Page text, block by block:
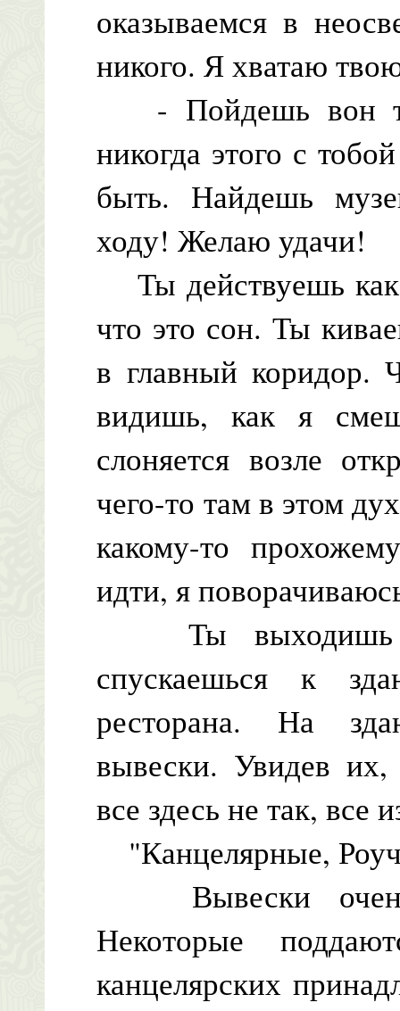
оказываемся в
никого. Я хватаю
- Пойдешь вон
никогда этого с
быть. Найдешь
ходу! Желаю удачи!
Ты действуешь
что это сон. Ты
в главный коридор.
видишь, как я
слоняется возле
чего-то там в этом
какому-то
идти, я
Ты выходишь
спускаешься к
ресторана. На
вывески. Увидев
все здесь не так, все
"Канцелярные,
Вывески очень
Некоторые
канцелярских